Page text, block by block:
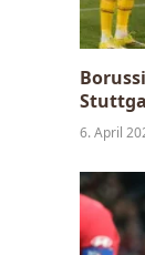
6. April